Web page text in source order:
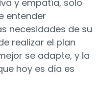
y empatía, solo
entender
necesidades de su
realizar el plan
se adapte, y la
hoy es día es